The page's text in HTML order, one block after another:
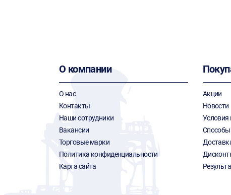
О компании
О нас
Контакты
Наши сотрудники
Вакансии
Торговые марки
Политика конфиденциальности
Карта сайта
Акции
Новости
Условия